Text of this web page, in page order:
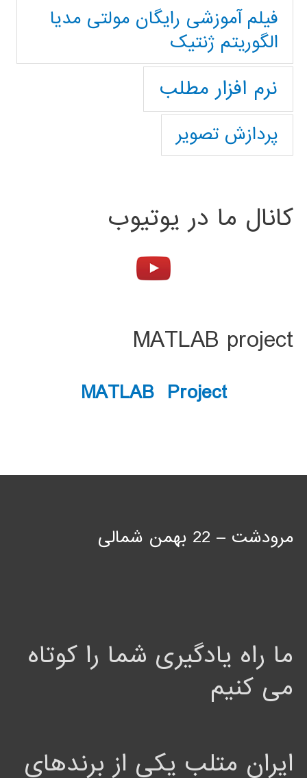
فیلم آموزشی رایگان مولتی مدیا
الگوریتم ژنتیک
نرم افزار مطلب
پردازش تصویر
کانال ما در یوتیوب
MATLAB project
MATLAB Project
مرودشت – 22 بهمن شمالی
ما راه یادگیری شما را کوتاه
می کنیم
ایران متلب یکی از برندهای